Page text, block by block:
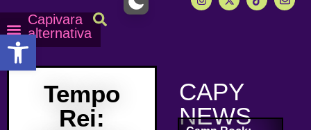
Capivara
alternativa
Tempo
Rei:
CAPY
NEWS
Abrir a barra de ferramentas